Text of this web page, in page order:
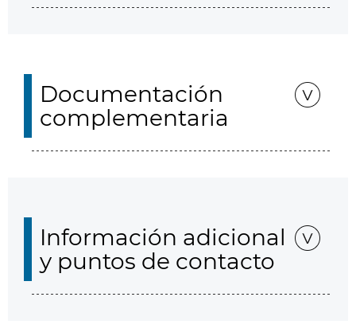
Documentación
complementaria
Información adicional
y puntos de contacto